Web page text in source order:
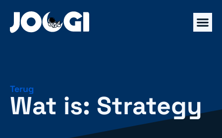
Terug
Wat is: Strategy